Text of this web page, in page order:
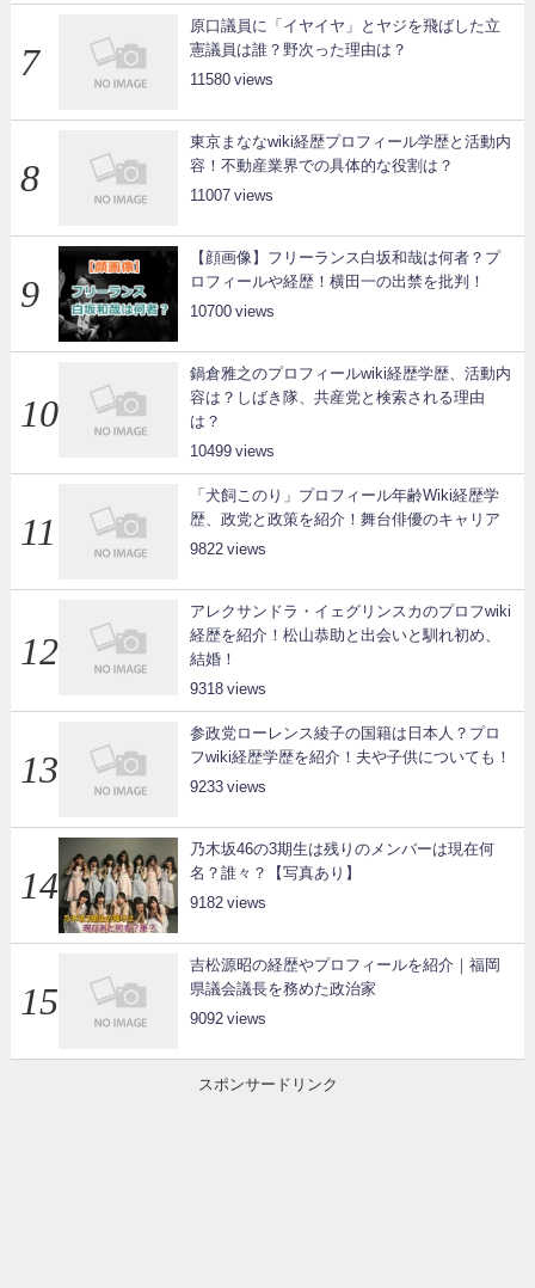
原口議員に「イヤイヤ」とヤジを飛ばした立
憲議員は誰？野次った理由は？
11580
東京まななwiki経歴プロフィール学歴と活動内
容！不動産業界での具体的な役割は？
11007
【顔画像】フリーランス白坂和哉は何者？プ
ロフィールや経歴！横田一の出禁を批判！
10700
鍋倉雅之のプロフィールwiki経歴学歴、活動内
容は？しばき隊、共産党と検索される理由
は？
10499
「犬飼このり」プロフィール年齢Wiki経歴学
歴、政党と政策を紹介！舞台俳優のキャリア
9822
アレクサンドラ・イェグリンスカのプロフwiki
経歴を紹介！松山恭助と出会いと馴れ初め、
結婚！
9318
参政党ローレンス綾子の国籍は日本人？プロ
フwiki経歴学歴を紹介！夫や子供についても！
9233
乃木坂46の3期生は残りのメンバーは現在何
名？誰々？【写真あり】
9182
吉松源昭の経歴やプロフィールを紹介｜福岡
県議会議長を務めた政治家
9092
スポンサードリンク